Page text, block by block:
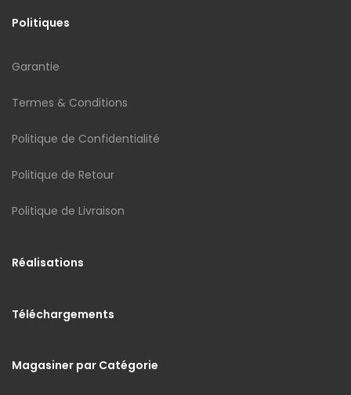
Politiques
Garantie
Termes & Conditions
Politique de Confidentialité
Politique de Retour
Politique de Livraison
Réalisations
Téléchargements
Magasiner par Catégorie